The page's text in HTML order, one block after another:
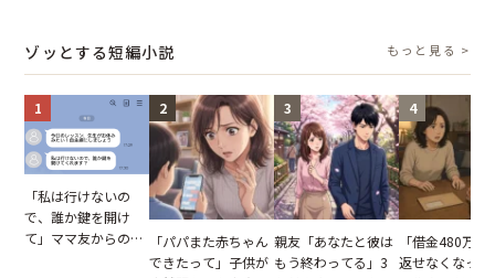
ゾッとする短編小説 もっと見る >
1
「私は行けないの
で、誰か鍵を開け
て」ママ友からの
2
「パパまた赤ちゃん
できたって」子供が
3
親友「あなたと彼は
もう終わってる」3
4
「借金480万、
返せなくなっ